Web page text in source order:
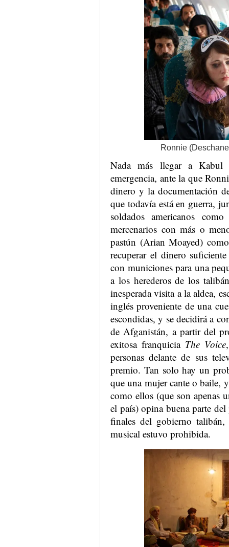
Ronnie
Nada más llegar a Kabul
emergencia, ante la que
dinero y la documentación
que todavía está en guerra,
soldados americanos
mercenarios con más o
pastún (Arian Moayed)
recuperar el dinero
con municiones para una
a los herederos de los
inesperada visita a la aldea,
inglés proveniente de una
escondidas, y se decidirá a
de Afganistán, a partir del
exitosa franquicia The Voice
personas delante de sus
premio. Tan solo hay un
que una mujer cante o baile,
como ellos (que son apenas
el país) opina buena parte
finales del gobierno
musical estuvo prohibida.